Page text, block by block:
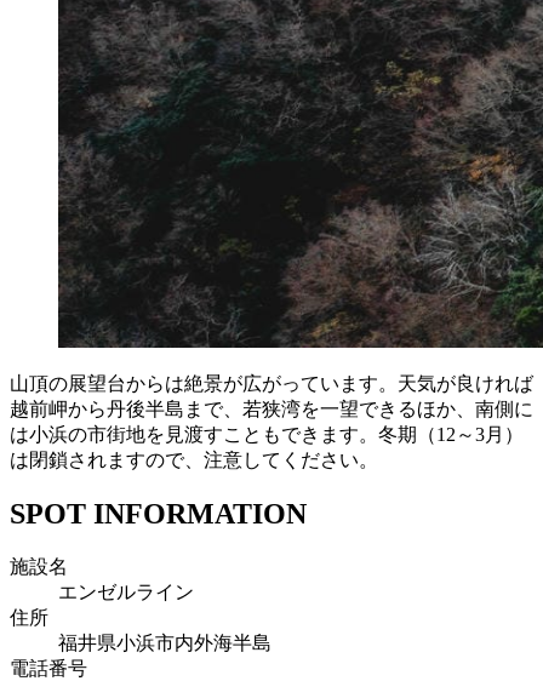
山頂の展望台からは絶景が広がっています。天気が良ければ
越前岬から丹後半島まで、若狭湾を一望できるほか、南側に
は小浜の市街地を見渡すこともできます。冬期（12～3月）
は閉鎖されますので、注意してください。
SPOT INFORMATION
施設名
エンゼルライン
住所
福井県小浜市内外海半島
電話番号